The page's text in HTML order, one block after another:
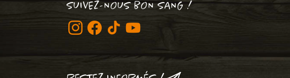
SUIVEZ-NOUS BON SANG !